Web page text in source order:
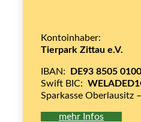
Kontoinhaber:
Tierpark Zittau e.V.
IBAN:
DE93 8505
Swift BIC:
Sparkasse Oberlausitz
mehr Infos